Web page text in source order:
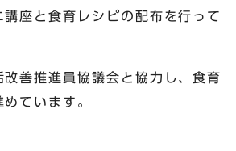
講座と食育レシピの配布を行って
改善推進員協議会と協力し、食育
ています。